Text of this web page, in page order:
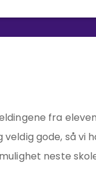
fra
veldig gode, så vi
neste